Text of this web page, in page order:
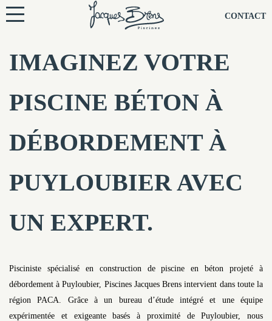
CONTACT
IMAGINEZ VOTRE
PISCINE BÉTON À
DÉBORDEMENT À
PUYLOUBIER AVEC
UN EXPERT.
Pisciniste spécialisé en construction de piscine en béton projeté à
débordement à Puyloubier, Piscines Jacques Brens intervient dans toute la
région PACA. Grâce à un bureau d’étude intégré et une équipe
expérimentée et exigeante basés à proximité de Puyloubier, nous
NOS PISCINES
NOTRE TECHNIQUE
NOS CONSEILS
NOS AGENCES
CONTACTEZ-NOUS